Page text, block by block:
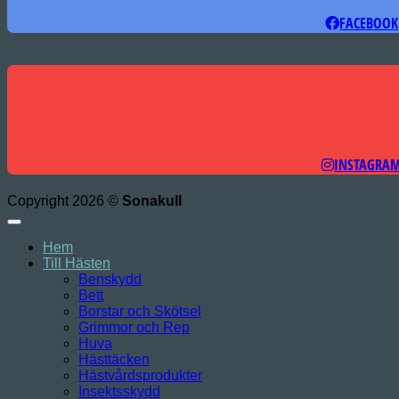
FACEBOOK
Copyright 2026 © Sonakull
Hem
Till Hästen
Benskydd
Bett
Borstar och Skötsel
Grimmor och Rep
Huva
Hästtäcken
Hästvårdsprodukter
Insektsskydd